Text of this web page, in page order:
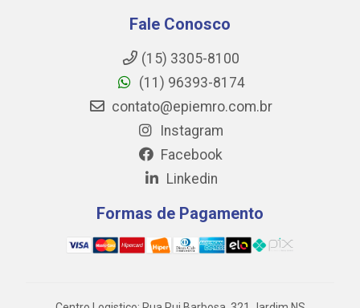
Fale Conosco
(15) 3305-8100
(11) 96393-8174
contato@epiemro.com.br
Instagram
Facebook
Linkedin
Formas de Pagamento